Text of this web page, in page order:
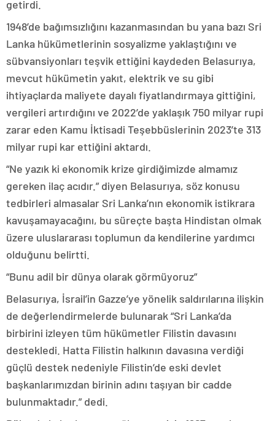
getirdi.
1948’de bağımsızlığını kazanmasından bu yana bazı Sri
Lanka hükümetlerinin sosyalizme yaklaştığını ve
sübvansiyonları teşvik ettiğini kaydeden Belasurıya,
mevcut hükümetin yakıt, elektrik ve su gibi
ihtiyaçlarda maliyete dayalı fiyatlandırmaya gittiğini,
vergileri artırdığını ve 2022’de yaklaşık 750 milyar rupi
zarar eden Kamu İktisadi Teşebbüslerinin 2023’te 313
milyar rupi kar ettiğini aktardı.
“Ne yazık ki ekonomik krize girdiğimizde almamız
gereken ilaç acıdır.” diyen Belasurıya, söz konusu
tedbirleri almasalar Sri Lanka’nın ekonomik istikrara
kavuşamayacağını, bu süreçte başta Hindistan olmak
üzere uluslararası toplumun da kendilerine yardımcı
olduğunu belirtti.
“Bunu adil bir dünya olarak görmüyoruz”
Belasurıya, İsrail’in Gazze’ye yönelik saldırılarına ilişkin
de değerlendirmelerde bulunarak “Sri Lanka’da
birbirini izleyen tüm hükümetler Filistin davasını
destekledi. Hatta Filistin halkının davasına verdiği
güçlü destek nedeniyle Filistin’de eski devlet
başkanlarımızdan birinin adını taşıyan bir cadde
bulunmaktadır.” dedi.